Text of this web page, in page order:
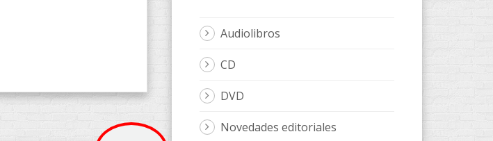
Audiolibros
CD
DVD
Novedades editoriales